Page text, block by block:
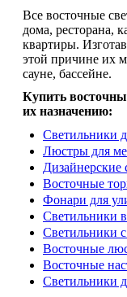
Все восточные
дома, ресторана,
квартиры.
этой причине их
сауне, бассейне.
Купить
их назначению:
Светильники
Люстры для
Дизайнерские
Восточные
Фонари для
Светильники
Светильники
Восточные
Восточные
Светильники